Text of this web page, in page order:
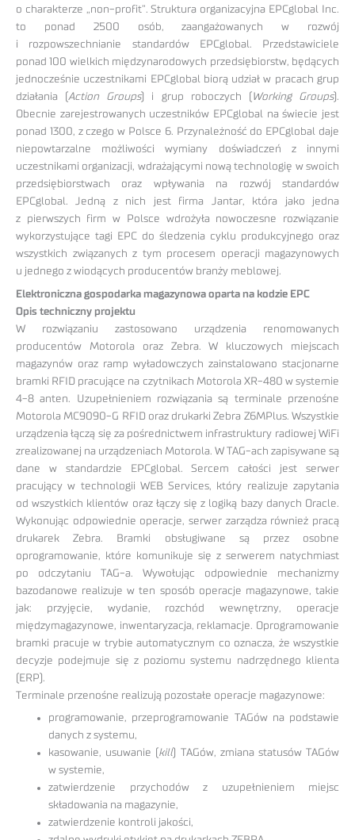
o charakterze „non-profit”. Struktura organizacyjna EPCglobal Inc.
to ponad 2500 osób, zaangażowanych w rozwój
i rozpowszechnianie standardów EPCglobal. Przedstawiciele
ponad 100 wielkich międzynarodowych przedsiębiorstw, będących
jednocześnie uczestnikami EPCglobal biorą udział w pracach grup
działania (Action Groups) i grup roboczych (Working Groups).
Obecnie zarejestrowanych uczestników EPCglobal na świecie jest
ponad 1300, z czego w Polsce 6. Przynależność do EPCglobal daje
niepowtarzalne możliwości wymiany doświadczeń z innymi
uczestnikami organizacji, wdrażającymi nową technologię w swoich
przedsiębiorstwach oraz wpływania na rozwój standardów
EPCglobal. Jedną z nich jest firma Jantar, która jako jedna
z pierwszych firm w Polsce wdrożyła nowoczesne rozwiązanie
wykorzystujące tagi EPC do śledzenia cyklu produkcyjnego oraz
wszystkich związanych z tym procesem operacji magazynowych
u jednego z wiodących producentów branży meblowej.
Elektroniczna gospodarka magazynowa oparta na kodzie EPC
Opis techniczny projektu
W rozwiązaniu zastosowano urządzenia renomowanych
producentów Motorola oraz Zebra. W kluczowych miejscach
magazynów oraz ramp wyładowczych zainstalowano stacjonarne
bramki RFID pracujące na czytnikach Motorola XR-480 w systemie
4-8 anten. Uzupełnieniem rozwiązania są terminale przenośne
Motorola MC9090-G RFID oraz drukarki Zebra Z6MPlus. Wszystkie
urządzenia łączą się za pośrednictwem infrastruktury radiowej WiFi
zrealizowanej na urządzeniach Motorola. W TAG-ach zapisywane są
dane w standardzie EPCglobal. Sercem całości jest serwer
pracujący w technologii WEB Services, który realizuje zapytania
od wszystkich klientów oraz łączy się z logiką bazy danych Oracle.
Wykonując odpowiednie operacje, serwer zarządza również pracą
drukarek Zebra. Bramki obsługiwane są przez osobne
oprogramowanie, które komunikuje się z serwerem natychmiast
po odczytaniu TAG-a. Wywołując odpowiednie mechanizmy
bazodanowe realizuje w ten sposób operacje magazynowe, takie
jak: przyjęcie, wydanie, rozchód wewnętrzny, operacje
międzymagazynowe, inwentaryzacja, reklamacje. Oprogramowanie
bramki pracuje w trybie automatycznym co oznacza, że wszystkie
decyzje podejmuje się z poziomu systemu nadrzędnego klienta
(ERP).
Terminale przenośne realizują pozostałe operacje magazynowe:
programowanie, przeprogramowanie TAGów na podstawie
danych z systemu,
kasowanie, usuwanie ( kill ) TAGów, zmiana statusów TAGów
w systemie,
zatwierdzenie przychodów z uzupełnieniem miejsc
składowania na magazynie,
zatwierdzenie kontroli jakości,